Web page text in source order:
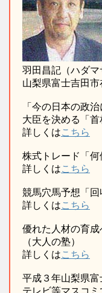
羽田昌記（ハダマ
山梨県富士吉田市
「今の日本の政
大臣を決める「
詳しくはこちら
株式トレード「
詳しくはこちら
競馬穴馬予想「
詳しくはこちら
優れた人材の育
（大人の塾）
詳しくはこちら
平成３年山梨県